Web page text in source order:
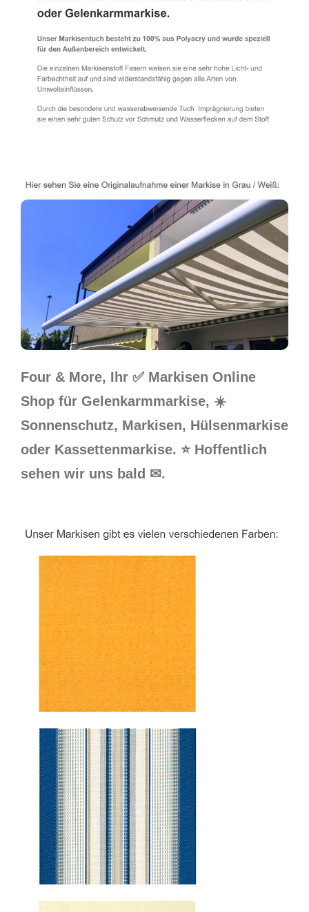
Four & More, Ihr ✅ Markisen Online
Shop für Gelenkarmmarkise, ☀️
Sonnenschutz, Markisen, Hülsenmarkise
oder Kassettenmarkise. ⭐ Hoffentlich
sehen wir uns bald ✉.